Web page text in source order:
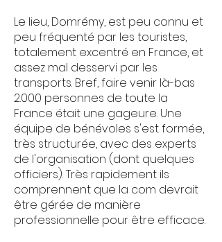
Le lieu, Domrémy, est peu connu et
peu fréquenté par les touristes,
totalement excentré en France, et
assez mal desservi par les
transports. Bref, faire venir là-bas
2.000 personnes de toute la
France était une gageure. Une
équipe de bénévoles s'est formée,
très structurée, avec des experts
de l'organisation (dont quelques
officiers). Très rapidement ils
comprennent que la com devrait
être gérée de manière
professionnelle pour être efficace.